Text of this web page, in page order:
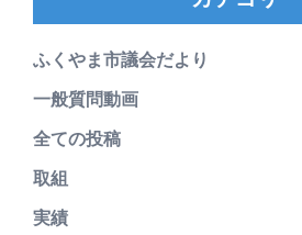
ふくやま市議会だより
一般質問動画
全ての投稿
取組
実績